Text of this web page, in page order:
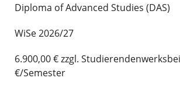
Diploma of Advanced Studies (DAS)
WiSe 2026/27
6.900,00 € zzgl.
€/Semester